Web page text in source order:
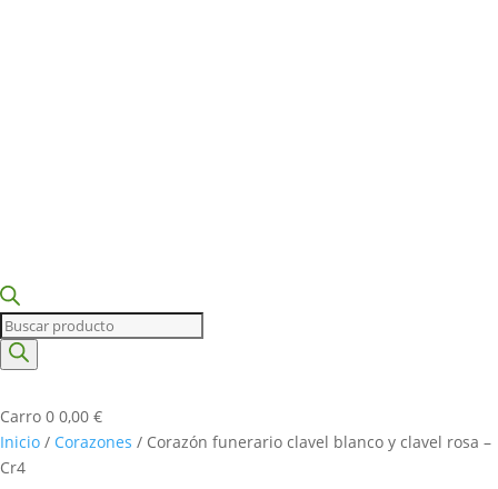
Búsqueda
de
productos
Carro 0 0,00 €
Inicio / Corazones / Corazón funerario clavel blanco y clavel rosa –
Cr4